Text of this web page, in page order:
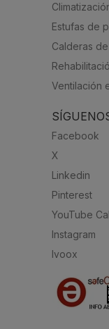
Estufas de
Calderas
Ventilación
Facebook
X
Linkedin
Pinterest
YouTube
Instagram
Ivoox